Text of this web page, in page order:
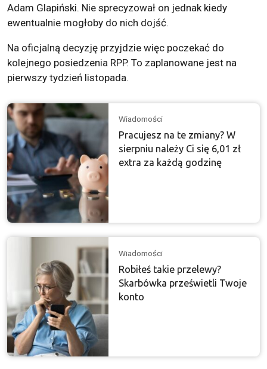
Adam Glapiński. Nie sprecyzował on jednak kiedy
ewentualnie mogłoby do nich dojść.
Na oficjalną decyzję przyjdzie więc poczekać do
kolejnego posiedzenia RPP. To zaplanowane jest na
pierwszy tydzień listopada.
Wiadomości
Pracujesz na te zmiany? W
sierpniu należy Ci się 6,01 zł
extra za każdą godzinę
Wiadomości
Robiłeś takie przelewy?
Skarbówka prześwietli Twoje
konto